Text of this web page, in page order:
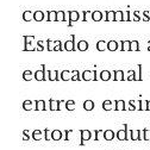
Estado com
educacional
entre o
setor